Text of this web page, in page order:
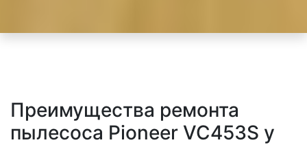
Преимущества ремонта
пылесоса Pioneer VC453S у